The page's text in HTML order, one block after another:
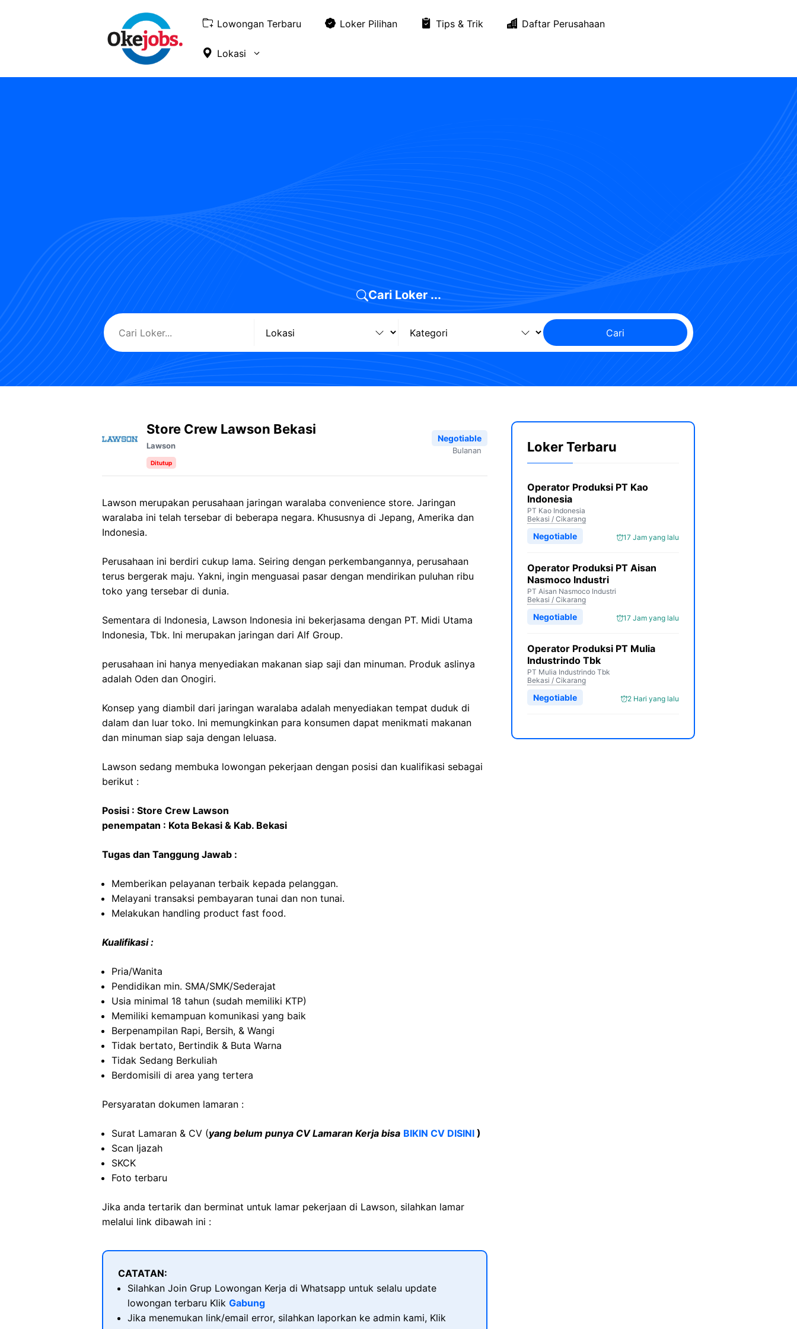
Lowongan Terbaru Loker Pilihan Tips & Trik Daftar Perusahaan
Lokasi
Cari Loker ...
Cari
Store Crew Lawson Bekasi
Lawson
Ditutup
Negotiable
Bulanan
Lawson merupakan perusahaan jaringan waralaba convenience store. Jaringan
waralaba ini telah tersebar di beberapa negara. Khususnya di Jepang, Amerika dan
Indonesia.
Perusahaan ini berdiri cukup lama. Seiring dengan perkembangannya, perusahaan
terus bergerak maju. Yakni, ingin menguasai pasar dengan mendirikan puluhan ribu
toko yang tersebar di dunia.
Sementara di Indonesia, Lawson Indonesia ini bekerjasama dengan PT. Midi Utama
Indonesia, Tbk. Ini merupakan jaringan dari Alf Group.
perusahaan ini hanya menyediakan makanan siap saji dan minuman. Produk aslinya
adalah Oden dan Onogiri.
Konsep yang diambil dari jaringan waralaba adalah menyediakan tempat duduk di
dalam dan luar toko. Ini memungkinkan para konsumen dapat menikmati makanan
dan minuman siap saja dengan leluasa.
Lawson sedang membuka lowongan pekerjaan dengan posisi dan kualifikasi sebagai
berikut :
Posisi : Store Crew Lawson
penempatan : Kota Bekasi & Kab. Bekasi
Tugas dan Tanggung Jawab :
Memberikan pelayanan terbaik kepada pelanggan.
Melayani transaksi pembayaran tunai dan non tunai.
Melakukan handling product fast food.
Kualifikasi :
Pria/Wanita
Pendidikan min. SMA/SMK/Sederajat
Usia minimal 18 tahun (sudah memiliki KTP)
Memiliki kemampuan komunikasi yang baik
Berpenampilan Rapi, Bersih, & Wangi
Tidak bertato, Bertindik & Buta Warna
Tidak Sedang Berkuliah
Berdomisili di area yang tertera
Persyaratan dokumen lamaran :
Surat Lamaran & CV (yang belum punya CV Lamaran Kerja bisa BIKIN CV DISINI )
Scan Ijazah
SKCK
Foto terbaru
Jika anda tertarik dan berminat untuk lamar pekerjaan di Lawson, silahkan lamar
melalui link dibawah ini :
CATATAN:
Silahkan Join Grup Lowongan Kerja di Whatsapp untuk selalu update
lowongan terbaru Klik Gabung
Jika menemukan link/email error, silahkan laporkan ke admin kami, Klik
Loker Terbaru
Operator Produksi PT Kao
Indonesia
PT Kao Indonesia
Bekasi / Cikarang
17 Jam yang lalu
Negotiable
Operator Produksi PT Aisan
Nasmoco Industri
PT Aisan Nasmoco Industri
Bekasi / Cikarang
17 Jam yang lalu
Negotiable
Operator Produksi PT Mulia
Industrindo Tbk
PT Mulia Industrindo Tbk
Bekasi / Cikarang
2 Hari yang lalu
Negotiable